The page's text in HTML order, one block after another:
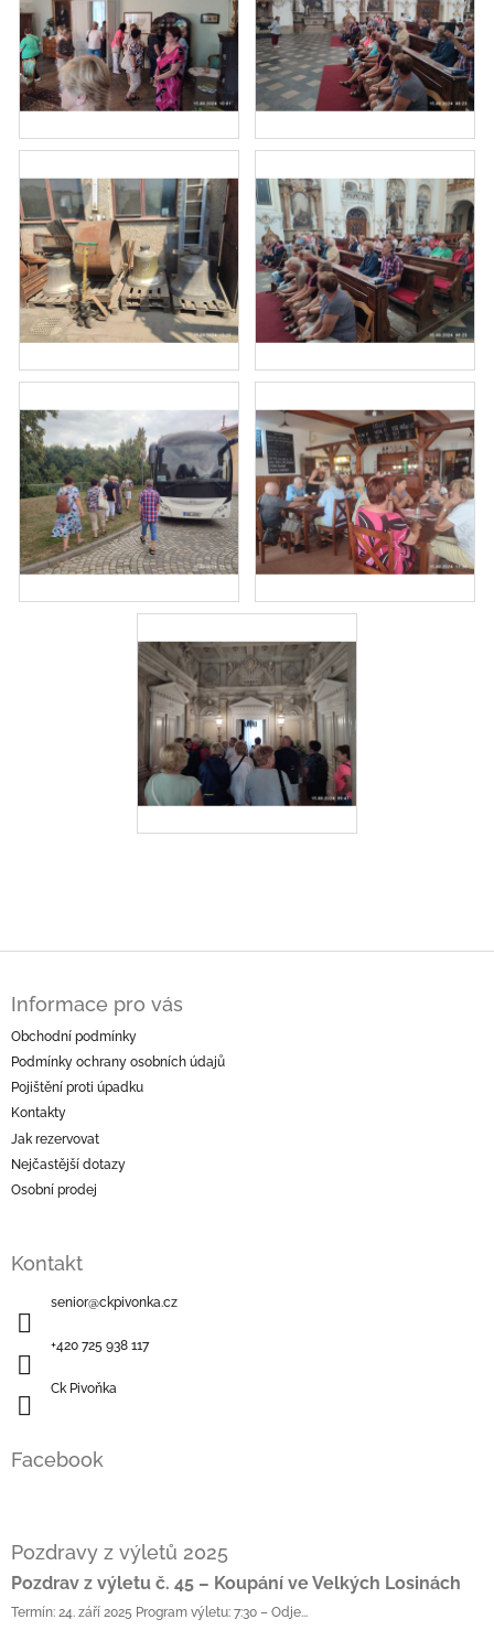
Informace pro vás
Obchodní podmínky
Podmínky ochrany osobních údajů
Pojištění proti úpadku
Kontakty
Jak rezervovat
Nejčastější dotazy
Osobní prodej
Kontakt
senior@ckpivonka.cz
+420 725 938 117
Ck Pivoňka
Facebook
Pozdravy z výletů 2025
Pozdrav z výletu č. 45 – Koupání ve Velkých Losinách
Termín: 24. září 2025 Program výletu: 7:30 – Odje...